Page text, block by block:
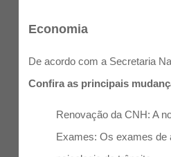
Economia
De acordo com a Secretaria
Confira as principais
Renovação da CNH: A
Exames: Os exames de